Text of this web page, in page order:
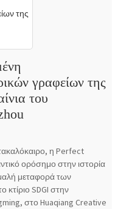
γραφείων της
του
η Perfect
ορόσημο στην ιστορία
μεταφορά των
κτίριο SDGI στην
στο Huaqiang Creative